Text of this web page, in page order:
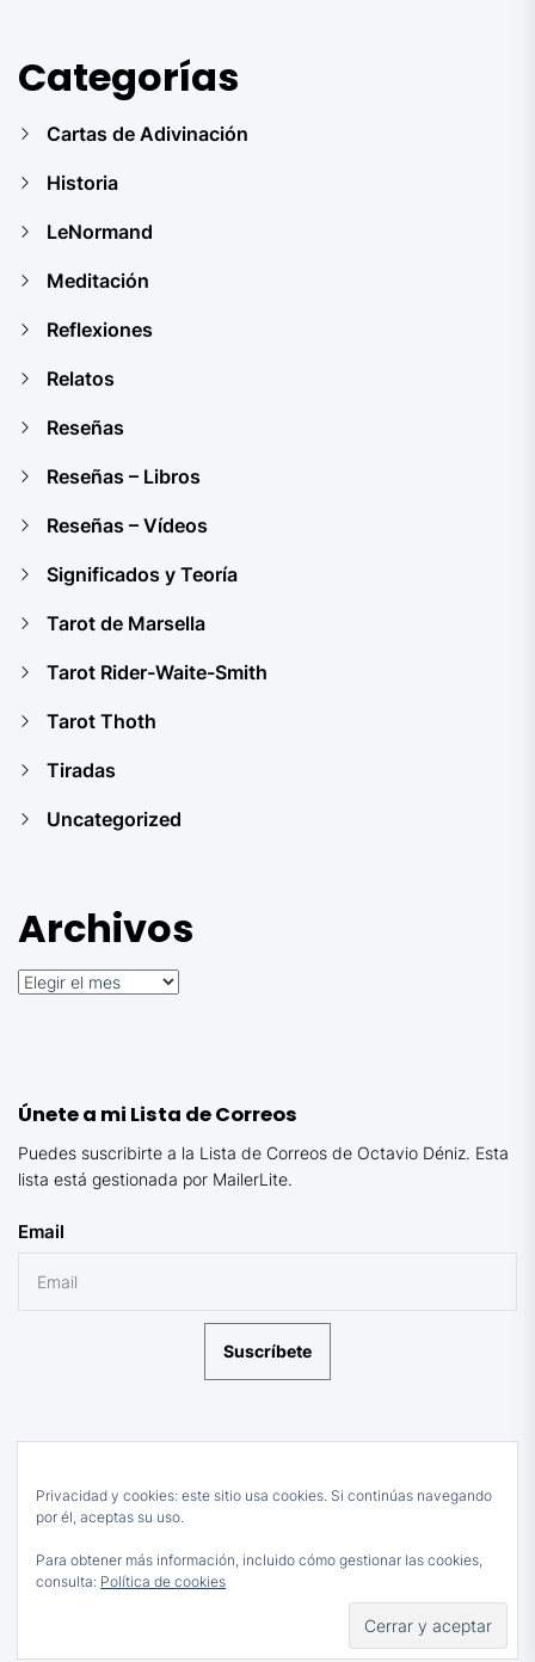
Categorías
Cartas de Adivinación
Historia
LeNormand
Meditación
Reflexiones
Relatos
Reseñas
Reseñas – Libros
Reseñas – Vídeos
Significados y Teoría
Tarot de Marsella
Tarot Rider-Waite-Smith
Tarot Thoth
Tiradas
Uncategorized
Archivos
Archivos
Únete a mi Lista de Correos
Puedes suscribirte a la Lista de Correos de Octavio Déniz. Esta
lista está gestionada por MailerLite.
Email
Suscríbete
Subir
Privacidad y cookies: este sitio usa cookies. Si continúas navegando
por él, aceptas su uso.
Para obtener más información, incluido cómo gestionar las cookies,
consulta: Política de cookies